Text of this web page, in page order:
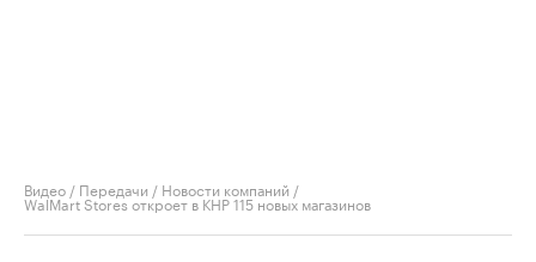
Видео / Передачи / Новости компаний /
WalMart Stores откроет в КНР 115 новых магазинов